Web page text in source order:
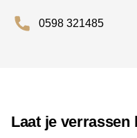
0598 321485
Laat je verrassen